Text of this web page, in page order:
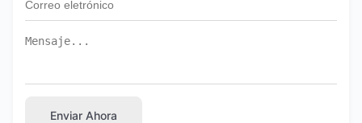
Enviar Ahora